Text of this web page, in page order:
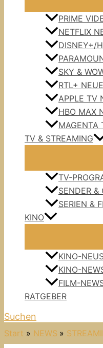
PRIME
NETFLIX
DISNEY+/
SKY &
RTL+
APPLE TV
HBO MAX
MAGENTA
TV & STREAMING
TV-
SENDER &
SERIEN &
KINO
KINO-
KINO-
FILM-
RATGEBER
Suchen
Start NEWS